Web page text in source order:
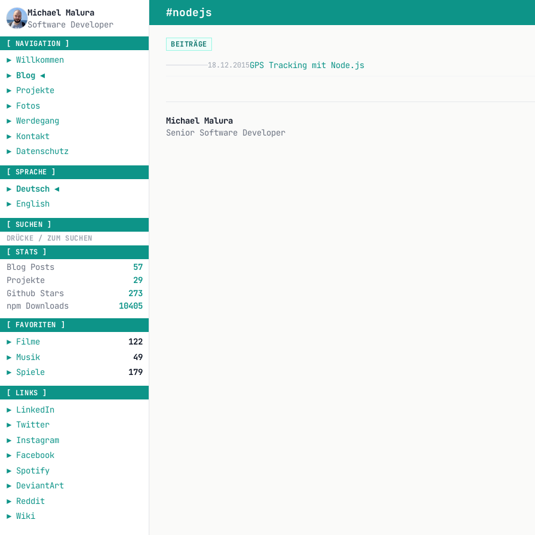
Michael Malura
Software Developer
[ NAVIGATION ]
► Willkommen
► Blog◄
► Projekte
► Fotos
► Werdegang
► Kontakt
► Datenschutz
[ SPRACHE ]
► Deutsch◄
► English
[ SUCHEN ]
[ STATS ]
Blog Posts
57
Projekte
29
Github Stars
273
npm Downloads
10405
[ FAVORITEN ]
► Filme
122
► Musik
49
► Spiele 179
[ LINKS ]
► LinkedIn
► Twitter
► Instagram
► Facebook
► Spotify
► DeviantArt
► Reddit
► Wiki
#nodejs
BEITRÄGE
18.12.2015GPS Tracking mit Node.js
Michael Malura
Senior Software Developer